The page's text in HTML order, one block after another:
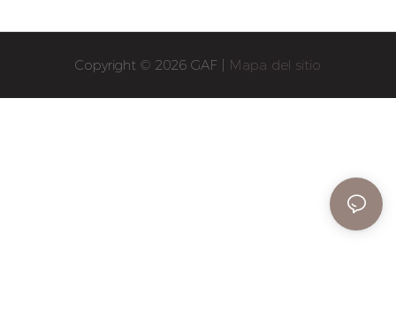
Copyright © 2026 GAF | Mapa del sitio